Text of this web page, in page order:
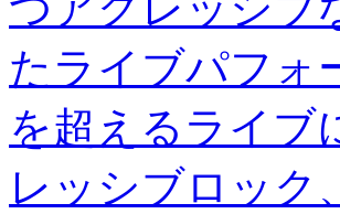
たライブパフォ
を超えるライブ
レッシブロック